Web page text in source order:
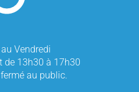
Vendredi
de 13h30 à 17h30
au public.